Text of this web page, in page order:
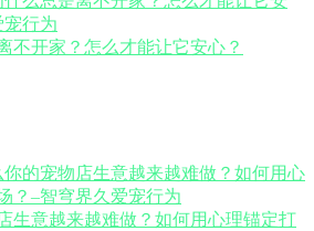
不开家？怎么才能让它安心？
生意越来越难做？如何用心理锚定打